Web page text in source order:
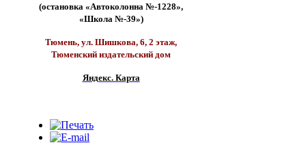
(остановка «Автоколонна №-1228»,
«Школа №-39»)
Тюмень, ул. Шишкова, 6, 2 этаж,
Тюменский издательский дом
Яндекс. Карта